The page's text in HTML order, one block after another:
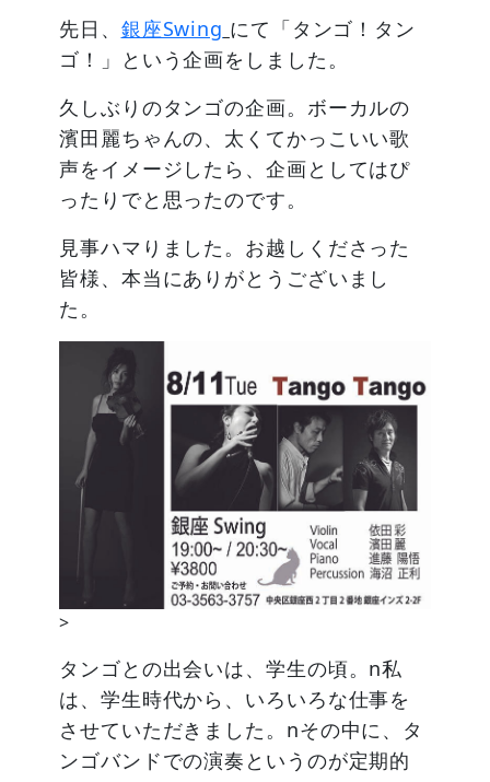
先日、 銀座Swing にて「タンゴ！タン
ゴ！」という企画をしました。
久しぶりのタンゴの企画。ボーカルの
濱田麗ちゃんの、太くてかっこいい歌
声をイメージしたら、企画としてはぴ
ったりでと思ったのです。
見事ハマりました。お越しくださった
皆様、本当にありがとうございまし
た。
>
タンゴとの出会いは、学生の頃。n私
は、学生時代から、いろいろな仕事を
させていただきました。nその中に、タ
ンゴバンドでの演奏というのが定期的